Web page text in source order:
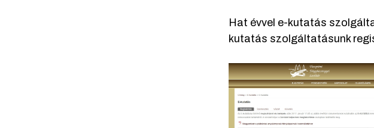
Hat évvel e-kutatás
kutatás szolgáltatásunk